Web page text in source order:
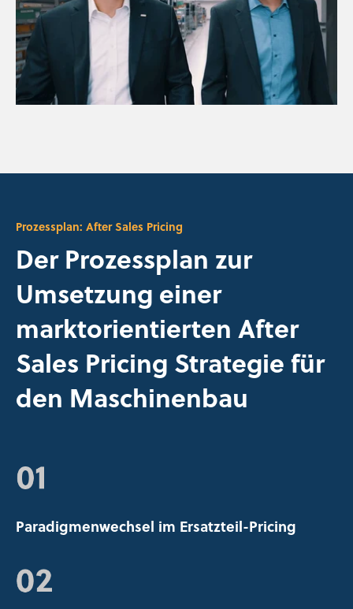
Prozessplan: After Sales Pricing
Der Prozessplan zur
Umsetzung einer
marktorientierten After
Sales Pricing Strategie für
den Maschinenbau
Paradigmenwechsel im Ersatzteil-Pricing​